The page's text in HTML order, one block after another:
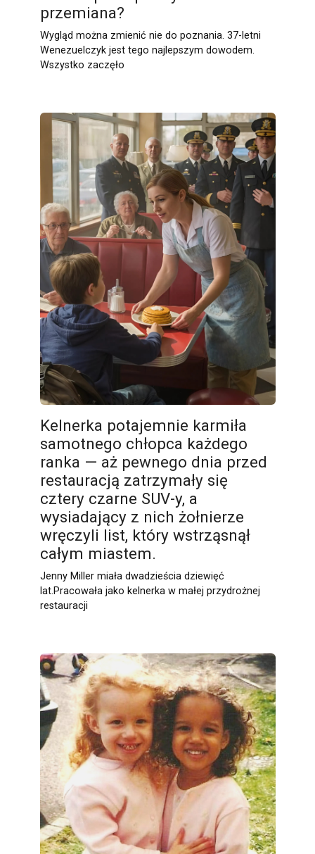
przemiana?
Wygląd można zmienić nie do poznania. 37-letni
Wenezuelczyk jest tego najlepszym dowodem.
Wszystko zaczęło
Kelnerka potajemnie karmiła
samotnego chłopca każdego
ranka — aż pewnego dnia przed
restauracją zatrzymały się
cztery czarne SUV-y, a
wysiadający z nich żołnierze
wręczyli list, który wstrząsnął
całym miastem.
Jenny Miller miała dwadzieścia dziewięć
lat.Pracowała jako kelnerka w małej przydrożnej
restauracji